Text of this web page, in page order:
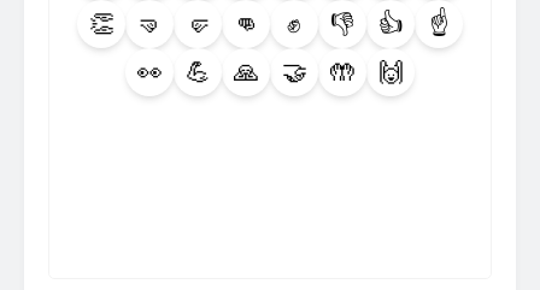
☝️
👍
👎
✊
👊
🤛
🤜
👏
🙌
🤲
🤝
🙏
💪
👀